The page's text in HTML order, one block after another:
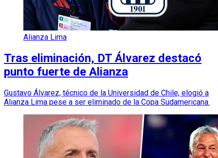
Alianza Lima
Tras eliminación, DT Álvarez destacó
punto fuerte de Alianza
Gustavo Álvarez, técnico de la Universidad de Chile, elogió a
Alianza Lima pese a ser eliminado de la Copa Sudamericana.